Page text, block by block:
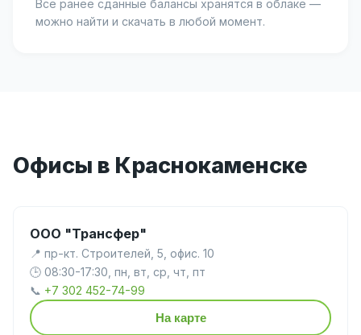
Все ранее сданные балансы хранятся в облаке —
можно найти и скачать в любой момент.
Офисы в Краснокаменске
ООО "Трансфер"
📍 пр-кт. Строителей, 5, офис. 10
🕒 08:30-17:30, пн, вт, ср, чт, пт
📞 +7 302 452-74-99
На карте